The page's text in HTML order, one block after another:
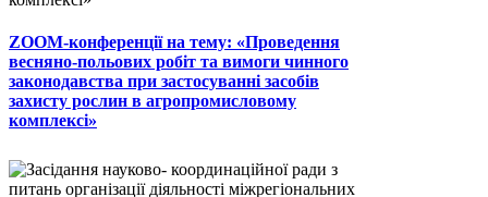
ZOOM-конференції на тему: «Проведення
весняно-польових робіт та вимоги чинного
законодавства при застосуванні засобів
захисту рослин в агропромисловому
комплексі»